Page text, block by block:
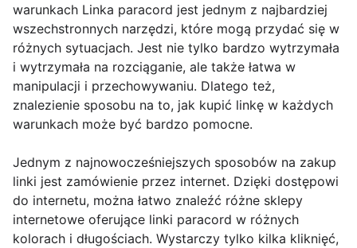
warunkach Linka paracord jest jednym z najbardziej
wszechstronnych narzędzi, które mogą przydać się w
różnych sytuacjach. Jest nie tylko bardzo wytrzymała
i wytrzymała na rozciąganie, ale także łatwa w
manipulacji i przechowywaniu. Dlatego też,
znalezienie sposobu na to, jak kupić linkę w każdych
warunkach może być bardzo pomocne.
Jednym z najnowocześniejszych sposobów na zakup
linki jest zamówienie przez internet. Dzięki dostępowi
do internetu, można łatwo znaleźć różne sklepy
internetowe oferujące linki paracord w różnych
kolorach i długościach. Wystarczy tylko kilka kliknięć,